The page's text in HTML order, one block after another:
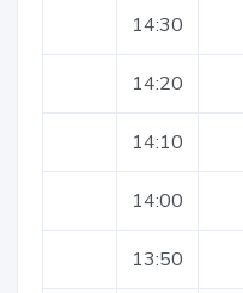
14:30
14:20
14:10
14:00
13:50